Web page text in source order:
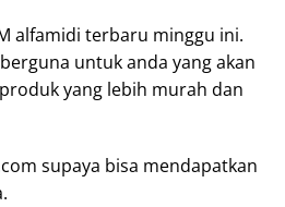
alfamidi terbaru minggu ini.
untuk anda yang akan
yang lebih murah dan
supaya bisa mendapatkan